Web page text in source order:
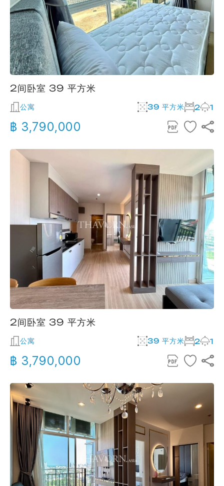
2间卧室 39 平方米
公寓 39 平方米 2 1
฿ 3,790,000
2间卧室 39 平方米
公寓 39 平方米 2 1
฿ 3,790,000